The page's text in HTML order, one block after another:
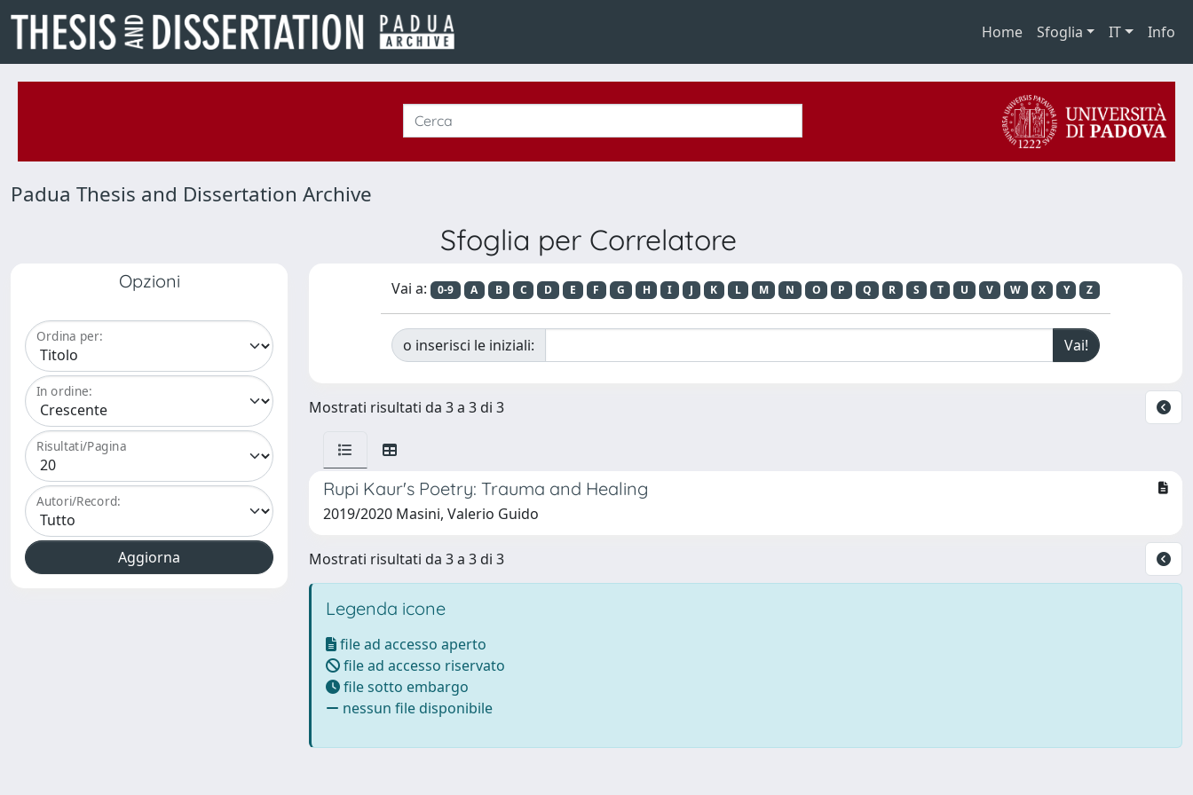
Home Sfoglia IT Info
Padua Thesis and Dissertation Archive
Sfoglia per Correlatore
Opzioni
Ordina per:
In ordine:
Risultati/Pagina
Autori/Record:
Vai a: 0-9 A B C D E F G H I J K L M N O P Q R S T U V W X Y Z
o inserisci le iniziali:
Mostrati risultati da 3 a 3 di 3
Rupi Kaur's Poetry: Trauma and Healing
2019/2020 Masini, Valerio Guido
Mostrati risultati da 3 a 3 di 3
Legenda icone
file ad accesso aperto
file ad accesso riservato
file sotto embargo
nessun file disponibile